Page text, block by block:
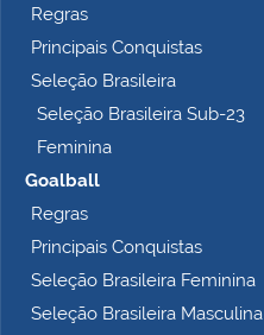
e
t
Regras
Principais Conquistas
Seleção Brasileira
Seleção Brasileira Sub-23
Feminina
Goalball
Regras
Principais Conquistas
Seleção Brasileira Feminina
Seleção Brasileira Masculina